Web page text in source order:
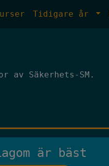
Tidigare år
av Säkerhets-SM.
är bäst